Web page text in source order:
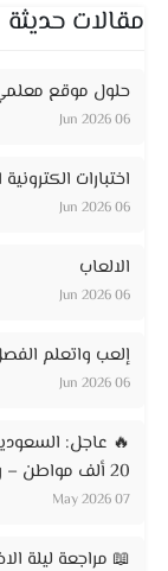
مقالات حديثة
حلول موقع معلمي
06 Jun 2026
اختبارات
06 Jun 2026
الالعاب
06 Jun 2026
إلعب واتعلم
06 Jun 2026
🔥 عاجل:
20 ألف مواطن – رابط التسجيل هنا
07 May 2026
📖 مراجعة ليلة